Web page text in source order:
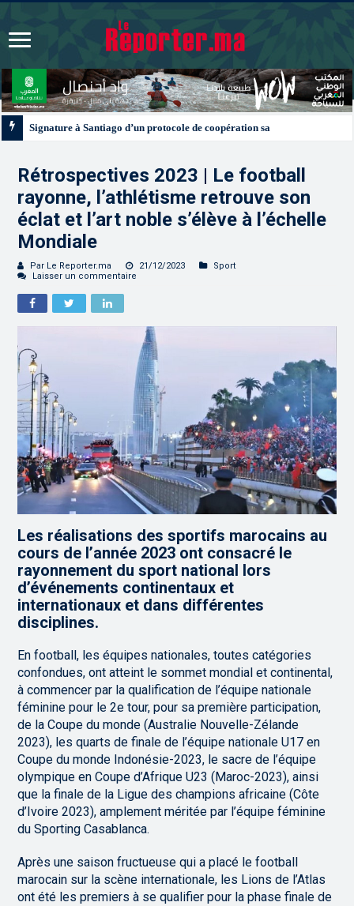
Rétrospectives 2023 | Le football
rayonne, l’athlétisme retrouve son
éclat et l’art noble s’élève à l’échelle
Mondiale
Par Le Reporter.ma 21/12/2023
Sport
Laisser un commentaire
Les réalisations des sportifs marocains au
cours de l’année 2023 ont consacré le
rayonnement du sport national lors
d’événements continentaux et
internationaux et dans différentes
disciplines.
En football, les équipes nationales, toutes catégories
confondues, ont atteint le sommet mondial et continental,
à commencer par la qualification de l’équipe nationale
féminine pour le 2e tour, pour sa première participation,
de la Coupe du monde (Australie Nouvelle-Zélande
2023), les quarts de finale de l’équipe nationale U17 en
Coupe du monde Indonésie-2023, le sacre de l’équipe
olympique en Coupe d’Afrique U23 (Maroc-2023), ainsi
que la finale de la Ligue des champions africaine (Côte
d’Ivoire 2023), amplement méritée par l’équipe féminine
du Sporting Casablanca.
Après une saison fructueuse qui a placé le football
marocain sur la scène internationale, les Lions de l’Atlas
ont été les premiers à se qualifier pour la phase finale de